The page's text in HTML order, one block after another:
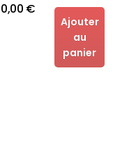
0,00 €
Ajouter
au
panier